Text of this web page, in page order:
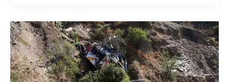
दर्दनाक:
650
फीच
गहरी
खाई